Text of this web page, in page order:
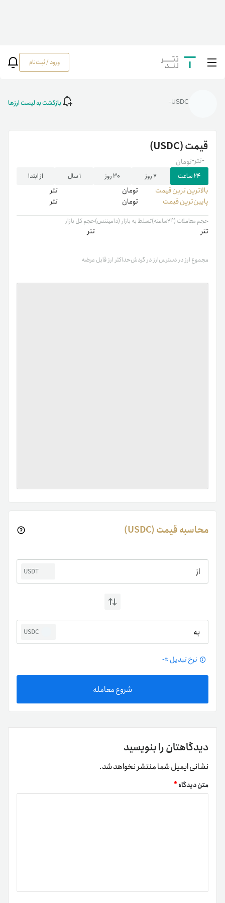
ورود / ثبت‌نام خانه رمزارزها/
قیمت یو اس دی کوین | خرید USDC | نمودار قیمت لحظه ای یو اس
USDC- بازگشت به لیست ارزها
قیمت(USDC)
-تومان -تتر
۲۴ ساعت ۷ روز ۳۰ روز ۱ سال از ابتدا
بالاترین ‌ترین قیمت تومان
تتر
پایین‌ترین قیمت
تومان تتر
حجم معاملات (۲۴ساعته)
تتر
تسلط به بازار (دامیننس)حجم کل بازار
تتر
مجموع ارز در دسترسارز در گردشحداکثر ارز قابل عرضه
محاسبه قیمت (USDC)
از USDT
به USDC
نرخ تبدیل ≈-
شروع معامله
دیدگاهتان را بنویسید
نشانی ایمیل شما منتشر نخواهد شد.
متن دیدگاه*